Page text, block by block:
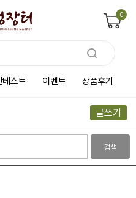
0
베스트 이벤트 상품후기
글쓰기
검색